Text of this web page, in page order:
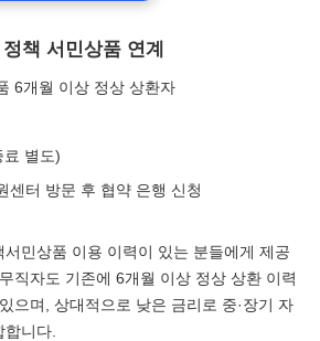
책 서민상품 연계
6개월 이상 정상 상환자
료 별도)
센터 방문 후 협약 은행 신청
민상품 이용 이력이 있는 분들에게 제공
직자도 기존에 6개월 이상 정상 상환 이력
으며, 상대적으로 낮은 금리로 중·장기 자
니다.